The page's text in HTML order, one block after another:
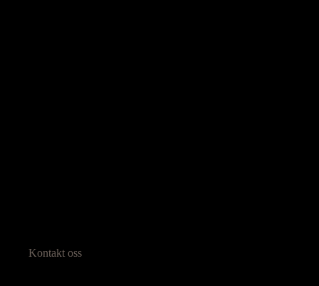
Kontakt oss